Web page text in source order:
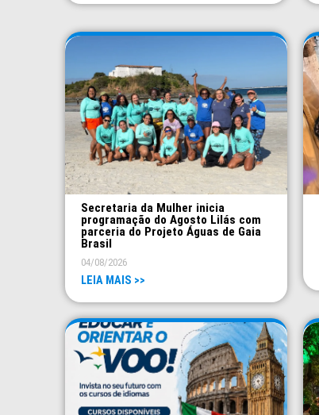
Secretaria da Mulher inicia
programação do Agosto Lilás com
parceria do Projeto Águas de Gaia
Brasil
04/08/2026
LEIA MAIS >>